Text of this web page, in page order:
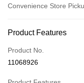
Convenience Store
Credit Card (Full
Convenience Store
Product Features
Product No.
11068926